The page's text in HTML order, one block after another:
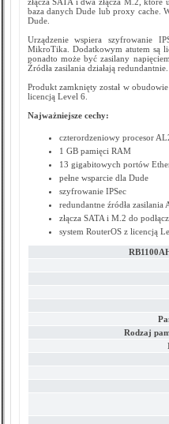
baza danych Dude lub proxy cache.
Dude.
Urządzenie wspiera szyfrowanie
MikroTika. Dodatkowym atutem są
ponadto może być zasilany
Źródła zasilania działają redundantnie.
Produkt zamknięty został w
licencją Level 6.
Najważniejsze cechy:
czterordzeniowy procesor
1 GB pamięci RAM
13 gigabitowych portów
pełne wsparcie dla Dude
szyfrowanie IPSec
redundantne źródła zasilania
złącza SATA i M.2 do
system RouterOS z licencją
Rodzaj